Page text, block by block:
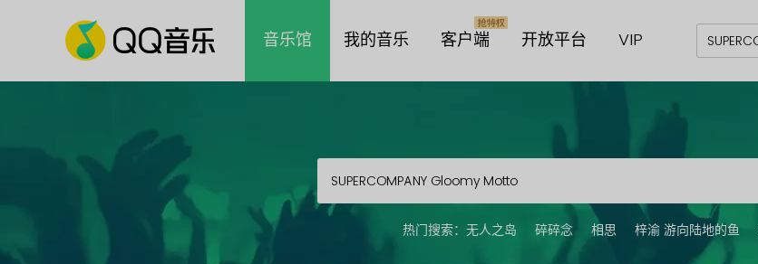
音乐馆 我的音乐 客户端 开放平台 VIP
热门搜索： 无人之岛 碎碎念 相思 梓渝 游向陆地的鱼